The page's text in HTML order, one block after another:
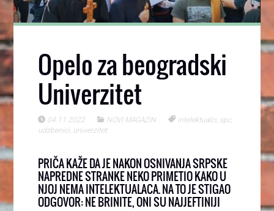
Opelo za beogradski
Univerzitet
04.11.2022 NOVI MAGAZIN intelektualci, spc,
udzbenici, univerzitet
PRIČA KAŽE DA JE NAKON OSNIVANJA SRPSKE
NAPREDNE STRANKE NEKO PRIMETIO KAKO U
NJOJ NEMA INTELEKTUALACA. NA TO JE STIGAO
ODGOVOR: NE BRINITE, ONI SU NAJJEFTINIJI